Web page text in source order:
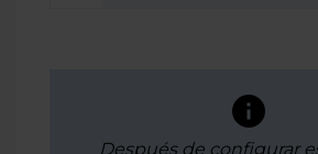
Después de configurar